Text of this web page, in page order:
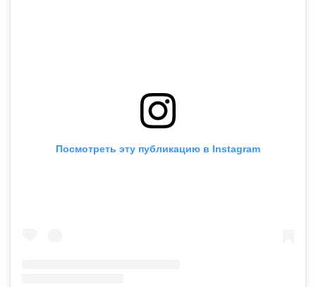
Посмотреть эту публикацию в Instagram